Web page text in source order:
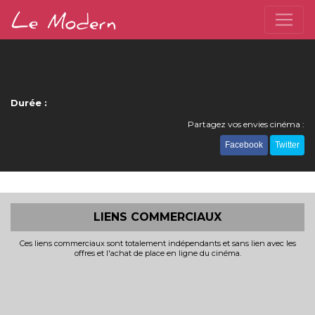
Durée :
Partagez vos envies cinéma :
Facebook Twitter
LIENS COMMERCIAUX
Ces liens commerciaux sont totalement indépendants et sans lien avec les
offres et l'achat de place en ligne du cinéma.